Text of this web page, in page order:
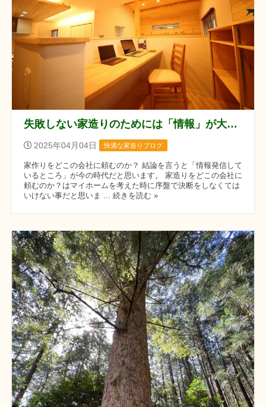
失敗しない家造りのためには「情報」が大事です。
2025年04月04日 快適な家造りブログ
家作りをどこの会社に頼むのか？ 結論を言うと「情報発信して
いるところ」が今の時代だと思います。 家造りをどこの会社に
頼むのか？はマイホームを考えた時に序盤で決断をしなくては
いけない事だと思いま ... 続きを読む »